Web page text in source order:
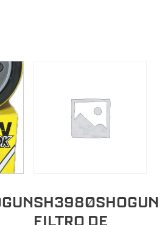
SH3980SHOGUN